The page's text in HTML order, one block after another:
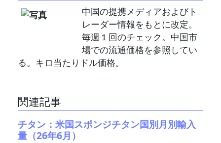
中国の提携メディアおよびト
レーダー情報をもとに改定。
毎週１回のチェック。中国市
場での流通価格を参照してい
る。キロ当たりドル価格。
関連記事
チタン：米国スポンジチタン国別月別輸入
量（26年6月）